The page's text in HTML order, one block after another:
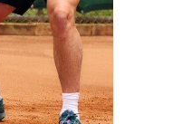
en cuartos de final...